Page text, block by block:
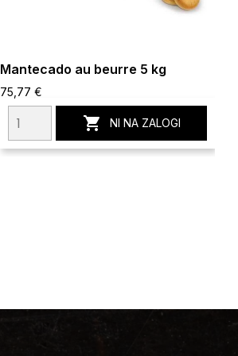
Mantecado au beurre 5 kg
75,77 €
 NI NA ZALOGI